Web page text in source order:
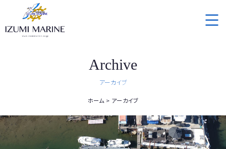
Archive
アーカイブ
ホーム アーカイブ